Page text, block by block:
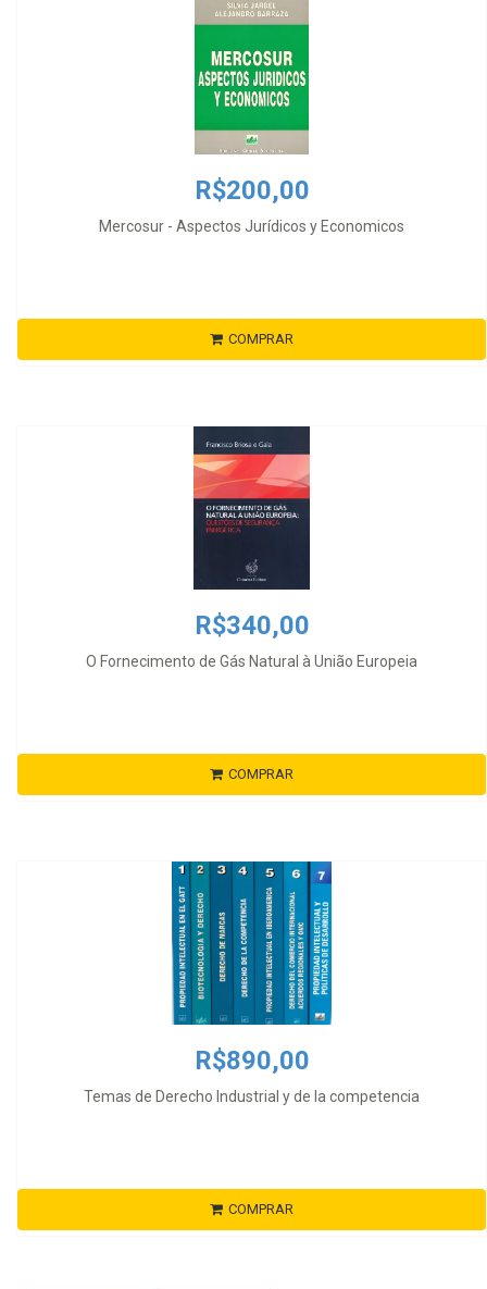
R$200,00
Mercosur - Aspectos Jurídicos y Economicos
COMPRAR
R$340,00
O Fornecimento de Gás Natural à União Europeia
COMPRAR
R$890,00
Temas de Derecho Industrial y de la competencia
COMPRAR